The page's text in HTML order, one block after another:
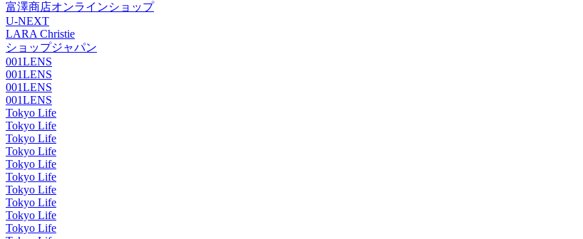
富澤商店オンラインショップ
U-NEXT
LARA Christie
ショップジャパン
001LENS
001LENS
001LENS
001LENS
Tokyo Life
Tokyo Life
Tokyo Life
Tokyo Life
Tokyo Life
Tokyo Life
Tokyo Life
Tokyo Life
Tokyo Life
Tokyo Life